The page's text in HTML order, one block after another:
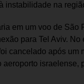
instabilidade na
em um voo de São
para Tel Aviv. No
cancelado após um
aeroporto israelense,